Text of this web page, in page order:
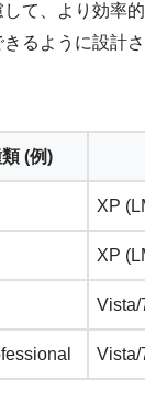
て、より効率
きるように設計
(例)
XP
XP
Vista/
Vista/